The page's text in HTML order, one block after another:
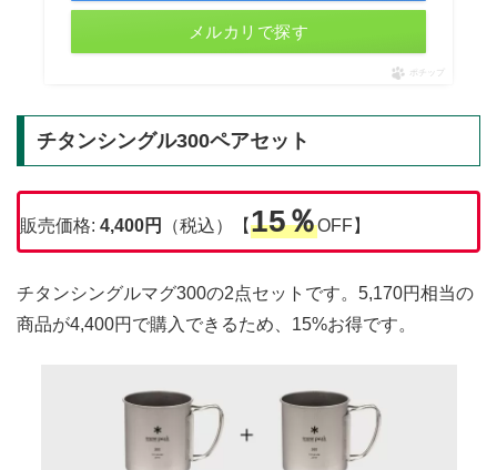
メルカリで探す
ポチップ
チタンシングル300ペアセット
販売価格: 4,400円 （税込）【15％OFF】
チタンシングルマグ300の2点セットです。5,170円相当の
商品が4,400円で購入できるため、15%お得です。